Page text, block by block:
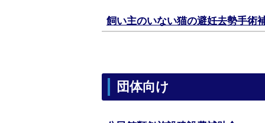
飼い主のいない猫の避妊去勢手術
団体向け